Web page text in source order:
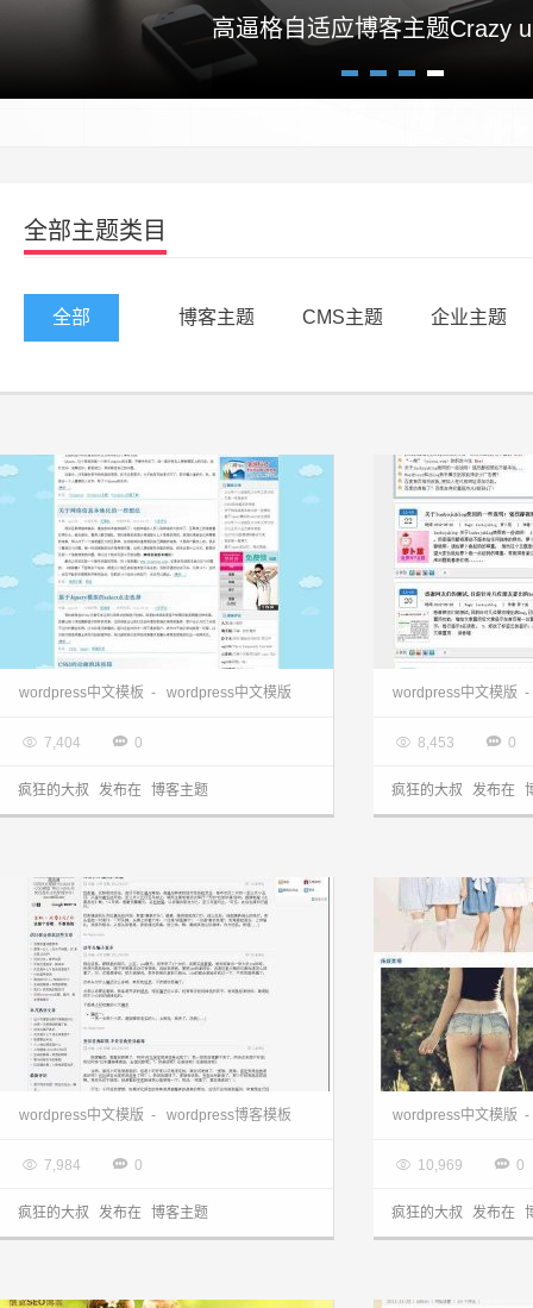
高逼格自适应博客主题Crazy
全部主题类目
全部 博客主题 CMS主题 企业主题
wordpress主题站:中文博客Qiumin主题
wordpress中文模板 - wordpress中文模版
 7,404  0
疯狂的大叔 发布在 博客主题
wordpress主题:
wordpress中文模版 -
 8,453  0
疯狂的大叔 发布在
wordpress博客:中文博客xiaoke主题
wordpress中文模版 - wordpress博客模板
 7,984  0
疯狂的大叔 发布在 博客主题
wordpress中文模版 -
 10,969  0
疯狂的大叔 发布在